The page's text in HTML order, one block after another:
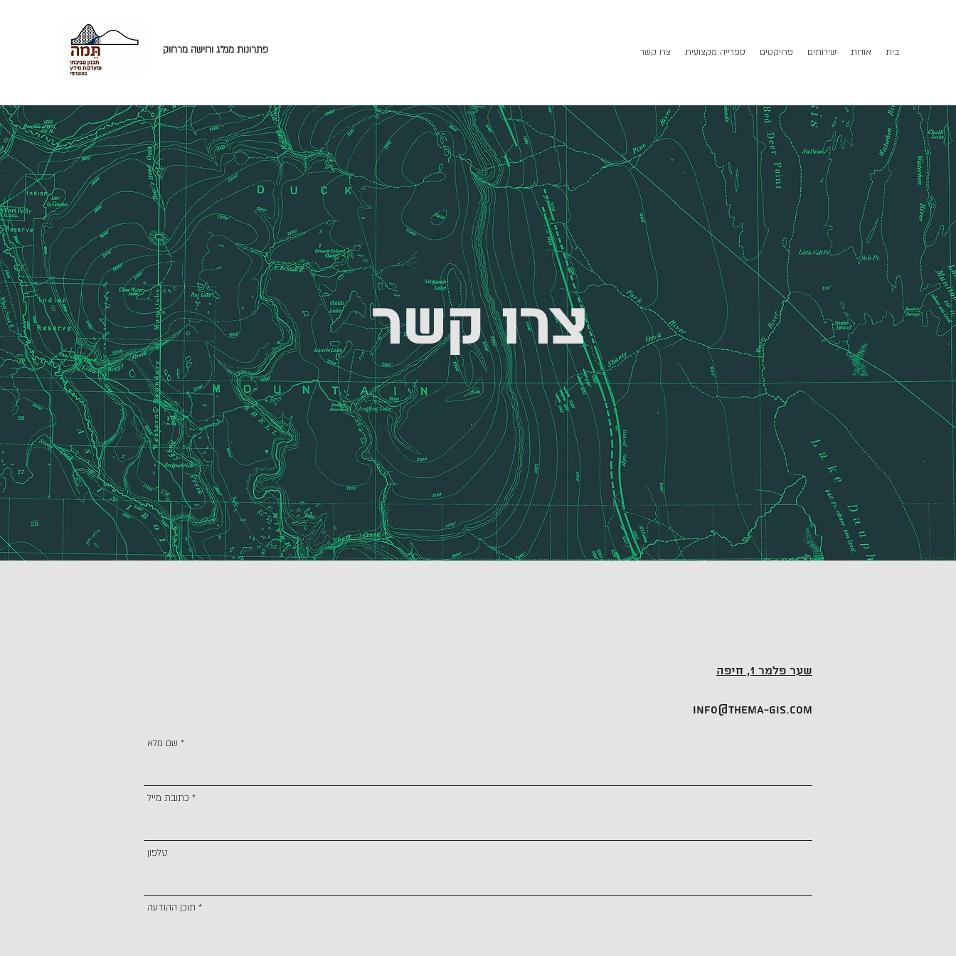
פתרונות ממ"ג וחישה מרחוק צרו קשר ספרייה מקצועית פרויקטים שירותים אודות בית
צרו קשר
שער פלמר 1, חיפה
info@thema-gis.com
שם מלא
כתובת מייל
טלפון
תוכן ההודעה